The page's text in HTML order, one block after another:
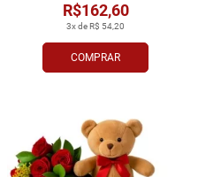
COMPRAR
3x de R$ 54,20
R$162,60